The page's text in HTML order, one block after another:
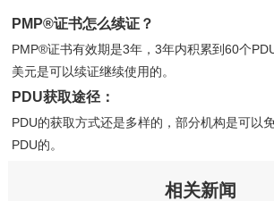
PMP®证书怎么续证？
PMP®证书有效期是3年，3年内积累到60个
美元是可以续证继续使用的。
PDU获取途径：
PDU的获取方式还是多样的，部分机构是可以
PDU的。
相关新闻